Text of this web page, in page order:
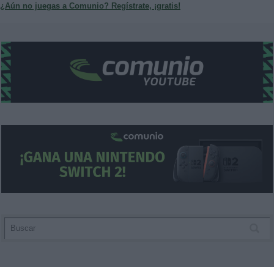
¿Aún no juegas a Comunio? Regístrate, ¡gratis!